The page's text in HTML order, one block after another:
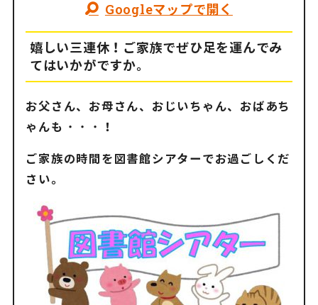
Googleマップで開く
嬉しい三連休！ご家族でぜひ足を運んでみ
てはいかがですか。
お父さん、お母さん、おじいちゃん、おばあち
ゃんも・・・！
ご家族の時間を図書館シアターでお過ごしくだ
さい。